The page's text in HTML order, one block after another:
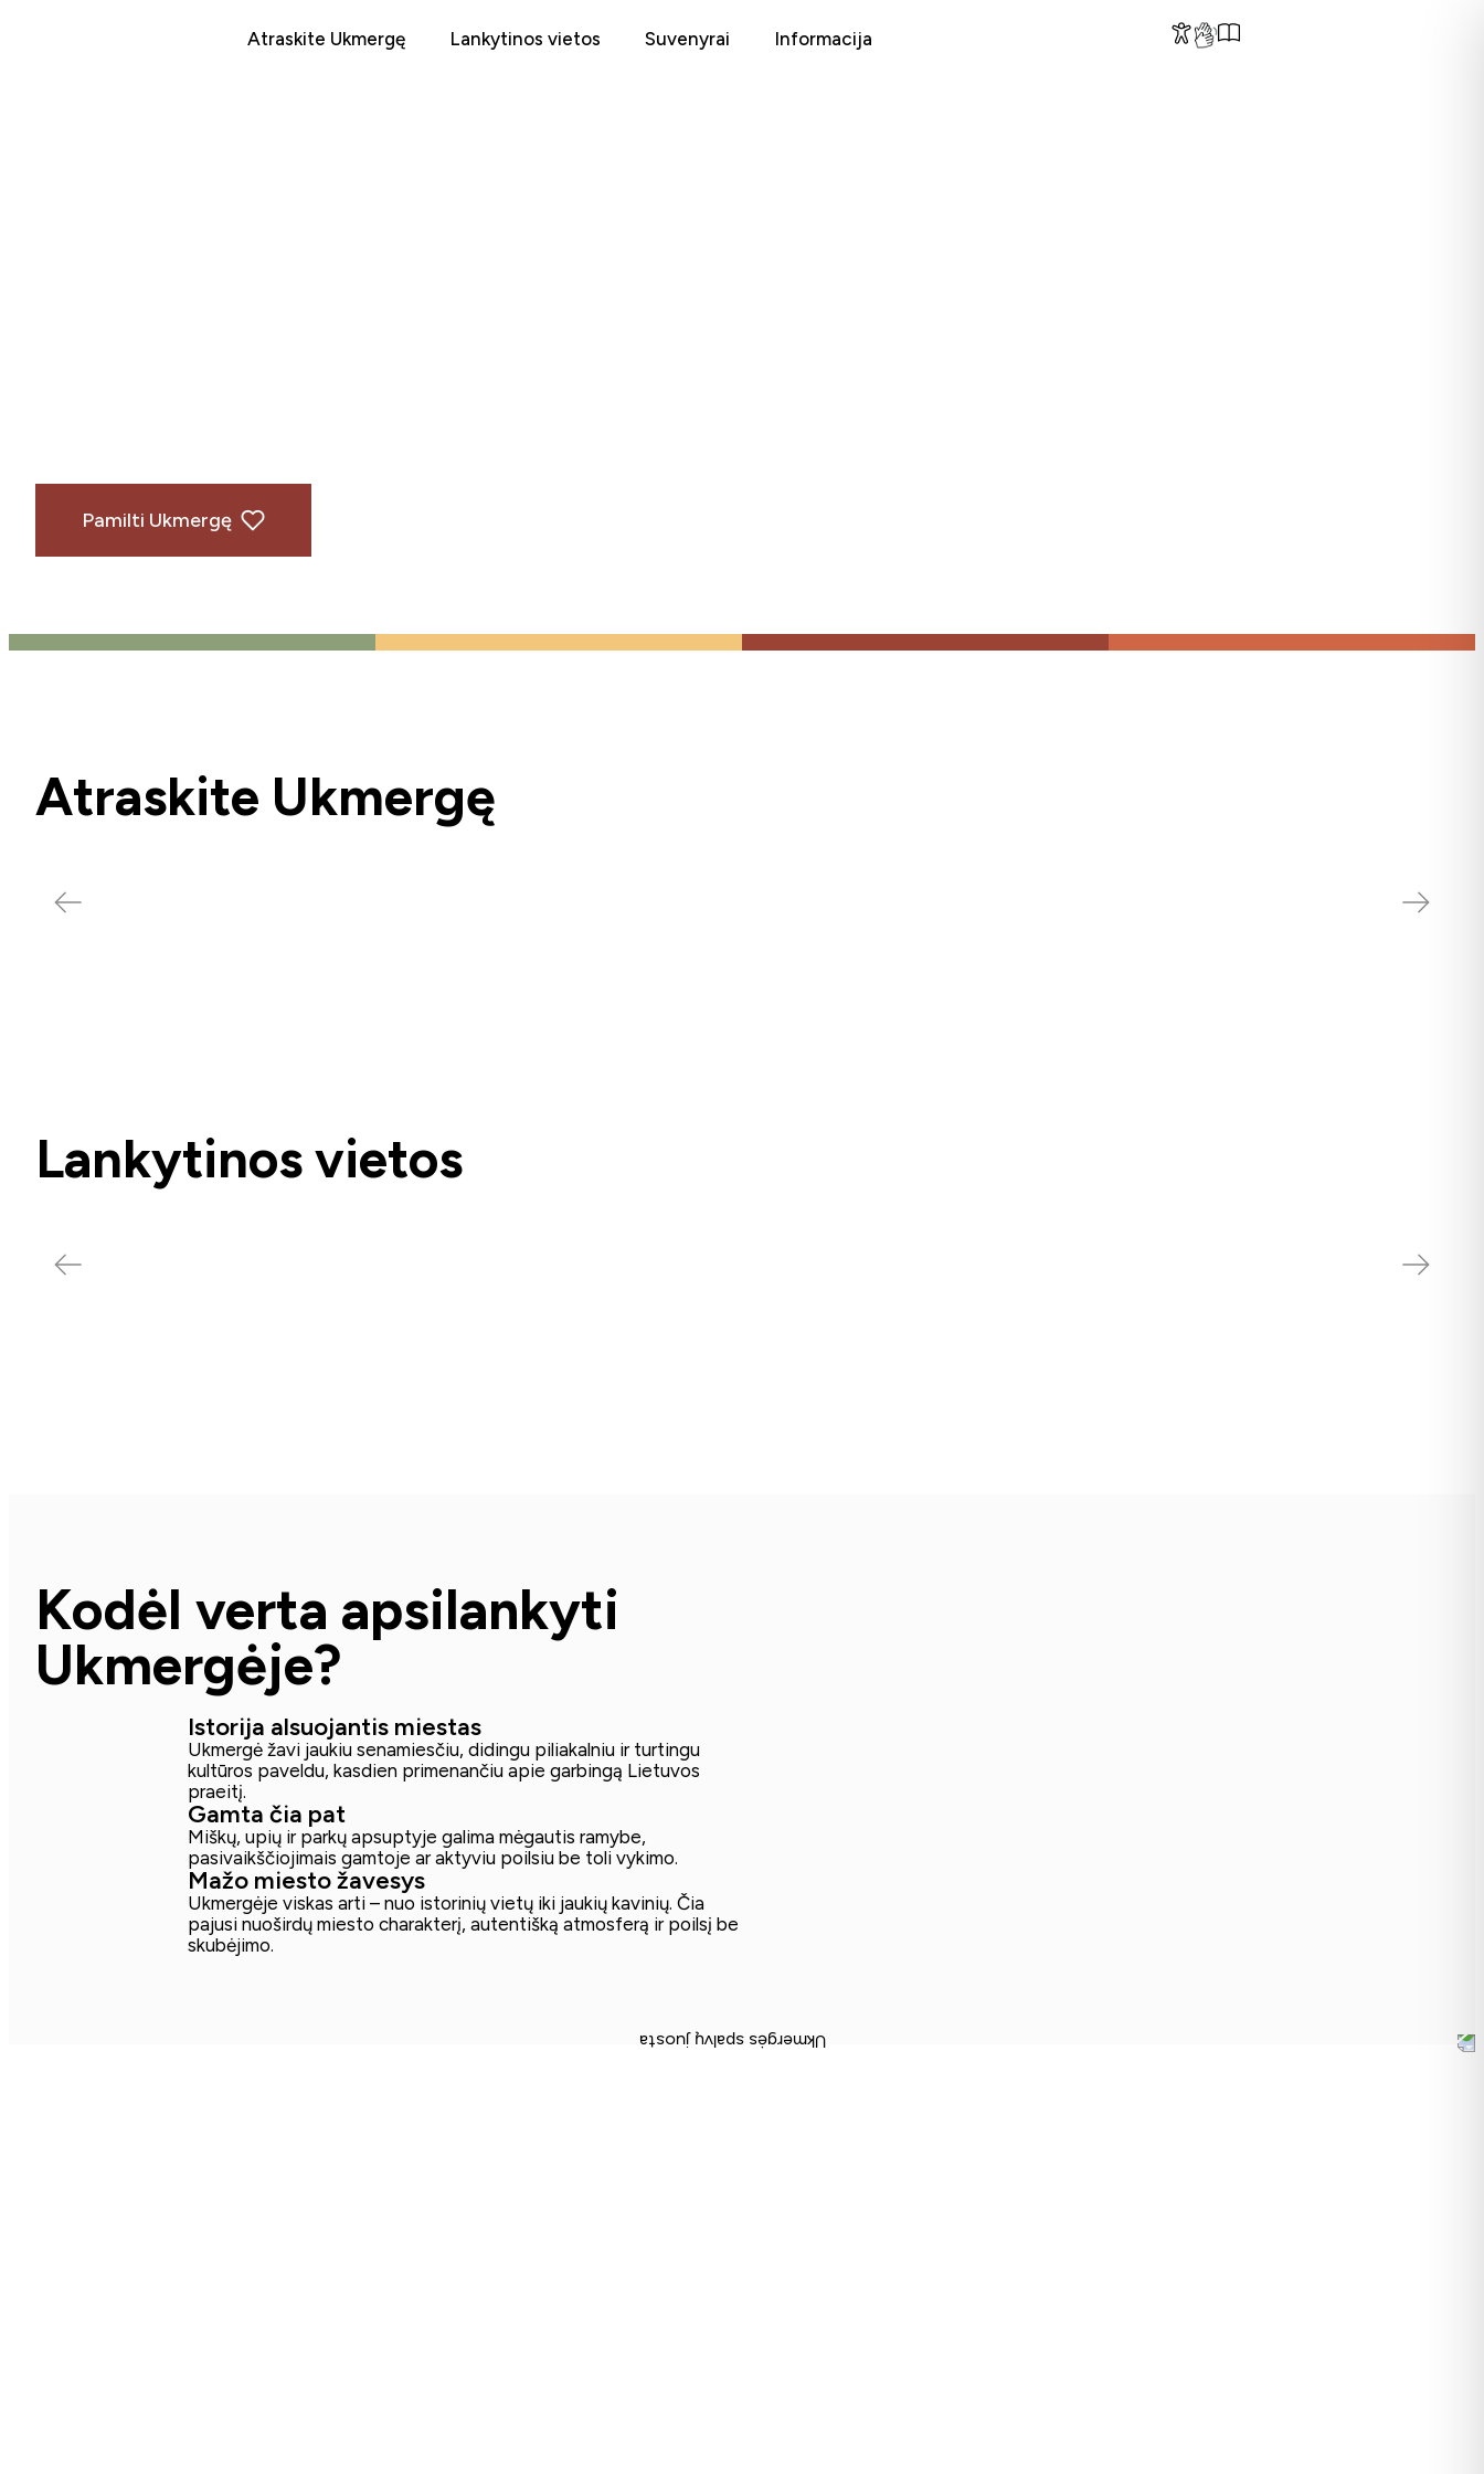
Atraskite Ukmergę Lankytinos vietos Suvenyrai Informacija
Pamilti Ukmergę
Atraskite Ukmergę
Tradiciniai renginiai
Lankytinos vietos
Muziejai
Kodėl verta apsilankyti
Ukmergėje?
Istorija alsuojantis miestas
Ukmergė žavi jaukiu senamiesčiu, didingu piliakalniu ir turtingu
kultūros paveldu, kasdien primenančiu apie garbingą Lietuvos
praeitį.
Gamta čia pat
Miškų, upių ir parkų apsuptyje galima mėgautis ramybe,
pasivaikščiojimais gamtoje ar aktyviu poilsiu be toli vykimo.
Mažo miesto žavesys
Ukmergėje viskas arti – nuo istorinių vietų iki jaukių kavinių. Čia
pajusi nuoširdų miesto charakterį, autentišką atmosferą ir poilsį be
skubėjimo.